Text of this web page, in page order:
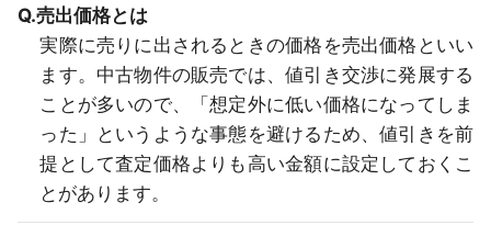
Q.売出価格とは
実際に売りに出されるときの価格を売出価格といい
ます。中古物件の販売では、値引き交渉に発展する
ことが多いので、「想定外に低い価格になってしま
った」というような事態を避けるため、値引きを前
提として査定価格よりも高い金額に設定しておくこ
とがあります。